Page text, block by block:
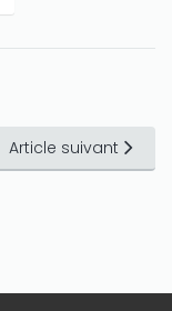
Article suivant